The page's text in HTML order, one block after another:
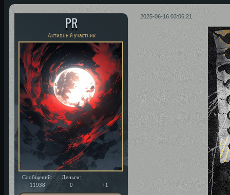
2025-06-16 03:06:21
PR
Активный участник
Сообщений:
11938
Деньги:
0
+1